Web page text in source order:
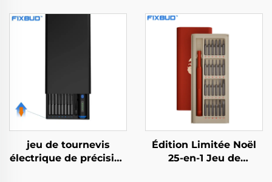
jeu de tournevis
électrique de précision
Édition Limitée Noël
25-en-1 Jeu de